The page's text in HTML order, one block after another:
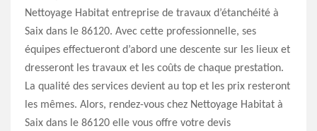
Nettoyage Habitat entreprise de travaux d’étanchéité à
Saix dans le 86120. Avec cette professionnelle, ses
équipes effectueront d’abord une descente sur les lieux et
dresseront les travaux et les coûts de chaque prestation.
La qualité des services devient au top et les prix resteront
les mêmes. Alors, rendez-vous chez Nettoyage Habitat à
Saix dans le 86120 elle vous offre votre devis